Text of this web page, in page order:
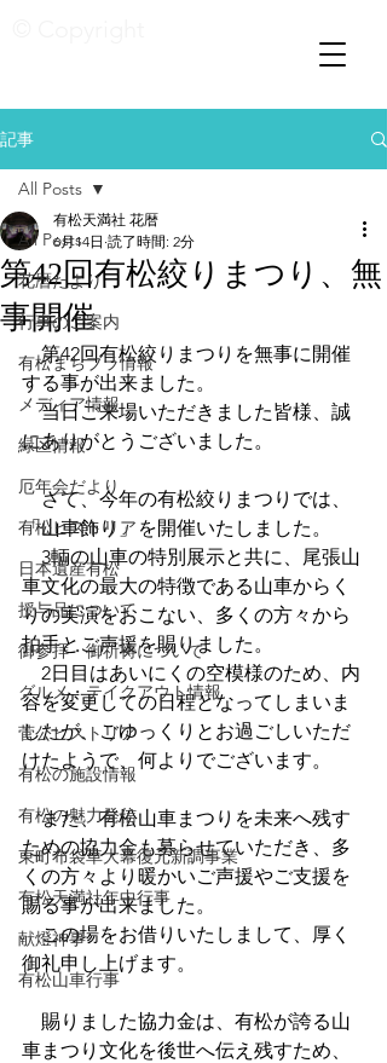
記事
All Posts
花暦たより
行事のご案内
有松まちブラ情報
メディア情報
緑区情報
厄年会だより
有松ヒストリア
日本遺産有松
授与品について
御参拝・御祈祷について
グルメ・テイクアウト情報
菅公ヒストリア
有松の施設情報
有松の魅力発信
東町布袋車大幕復元新調事業
有松天満社年中行事
献燈神事
有松山車行事
All Posts
第42回有松絞りまつり、無
事開催
有松天満社 花暦
6月14日 読了時間: 2分
第42回有松絞りまつりを無事に開催
する事が出来ました。
当日ご来場いただきました皆様、誠
にありがとうございました。
さて、今年の有松絞りまつりでは、
「山車飾り」を開催いたしました。
3輌の山車の特別展示と共に、尾張山
車文化の最大の特徴である山車からく
りの実演をおこない、多くの方々から
拍手とご声援を賜りました。
2日目はあいにくの空模様のため、内
容を変更しての日程となってしまいま
したが、ごゆっくりとお過ごしいただ
けたようで、何よりでございます。
また、有松山車まつりを未来へ残す
ための協力金も募らせていただき、多
くの方々より暖かいご声援やご支援を
賜る事が出来ました。
この場をお借りいたしまして、厚く
御礼申し上げます。
賜りました協力金は、 有松が誇る山
車まつり文化を後世へ伝え残すため、